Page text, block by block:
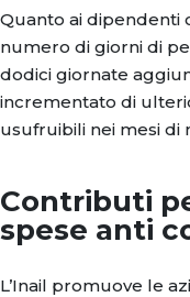
Quanto ai dipendenti
numero di giorni di
dodici giornate
incrementato di
usufruibili nei mesi di
Contributi
spese anti
L’Inail promuove le